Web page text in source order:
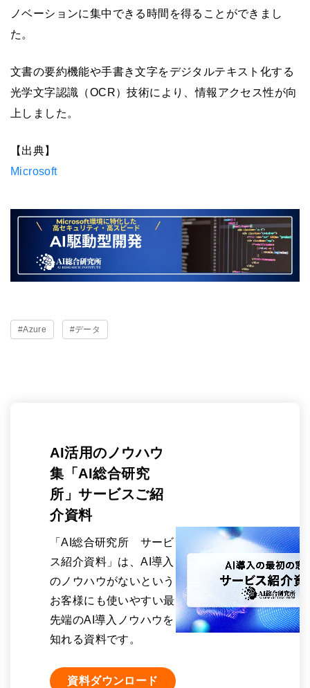
ノベーションに集中できる時間を得ることができまし
た。
文書の要約機能や手書き文字をデジタルテキスト化する
光学文字認識（OCR）技術により、情報アクセス性が向
上しました。
【出典】
Microsoft
#Azure #データ
AI活用のノウハウ
集「AI総合研究
所」サービスご紹
介資料
「AI総合研究所 サービ
ス紹介資料」は、AI導入
のノウハウがないという
お客様にも使いやすい最
先端のAI導入ノウハウを
知れる資料です。
資料ダウンロード